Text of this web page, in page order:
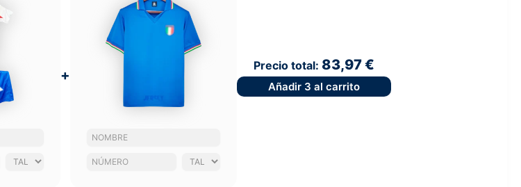
+
Precio total: 83,97 €
Añadir 3 al carrito